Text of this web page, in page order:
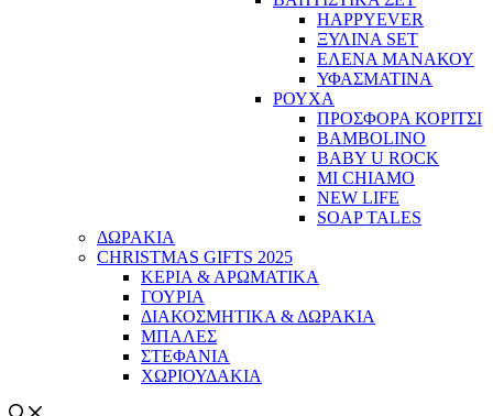
HAPPYEVER
ΞΥΛΙΝΑ SET
ΕΛΕΝΑ ΜΑΝΑΚΟΥ
ΥΦΑΣΜΑΤΙΝΑ
ΡΟΥΧΑ
ΠΡΟΣΦΟΡΑ ΚΟΡΙΤΣΙ
BAMBOLINO
BABY U ROCK
MI CHIAMO
NEW LIFE
SOAP TALES
ΔΩΡΑΚΙΑ
CHRISTMAS GIFTS 2025
ΚΕΡΙΑ & ΑΡΩΜΑΤΙΚΑ
ΓΟΥΡΙΑ
ΔΙΑΚΟΣΜΗΤΙΚΑ & ΔΩΡΑΚΙΑ
ΜΠΑΛΕΣ
ΣΤΕΦΑΝΙΑ
ΧΩΡΙΟΥΔΑΚΙΑ